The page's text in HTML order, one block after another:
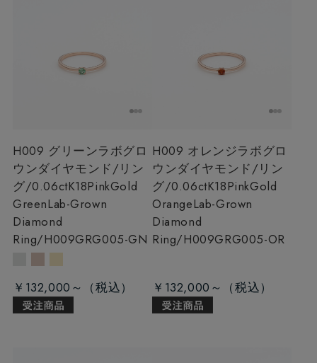
H009 グリーンラボグロ
ウンダイヤモンド/リン
グ/0.06ctK18PinkGold
GreenLab-Grown
Diamond
Ring/H009GRG005-GN
￥132,000～
H009 オレンジラボグロ
ウンダイヤモンド/リン
グ/0.06ctK18PinkGold
OrangeLab-Grown
Diamond
Ring/H009GRG005-OR
￥132,000～